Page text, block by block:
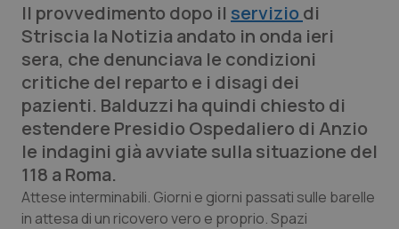
Scienza e Farmaci
Studi e Analisi
Lettere al direttore
Edizioni Regionali
QS Pro
Il provvedimento dopo il servizio di
Striscia la Notizia andato in onda ieri
sera, che denunciava le condizioni
critiche del reparto e i disagi dei
pazienti. Balduzzi ha quindi chiesto di
estendere Presidio Ospedaliero di Anzio
le indagini già avviate sulla situazione del
118 a Roma.
Attese interminabili. Giorni e giorni passati sulle barelle
in attesa di un ricovero vero e proprio. Spazi